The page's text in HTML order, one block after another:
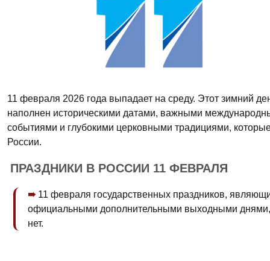
11 февраля 2026 года выпадает на среду. Этот зимний
наполнен историческими датами, важными
событиями и глубокими церковными традициями,
России.
ПРАЗДНИКИ В РОССИИ 11 ФЕВРАЛЯ
11 февраля государственных праздников,
официальными дополнительными выходными
нет.